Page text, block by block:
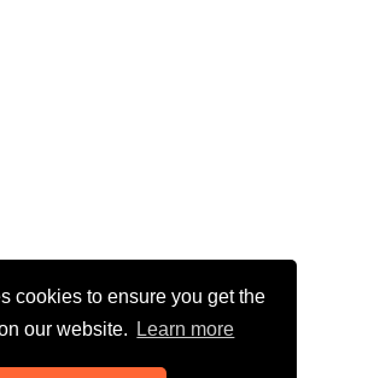
cookies to ensure you get the
our website.
Learn more